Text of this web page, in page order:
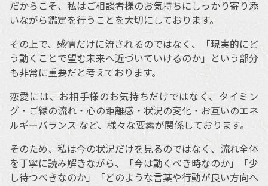
だからこそ、私はご相談者様のお気持ちにしっかり寄り添
いながら鑑定を行うことを大切にしております。
その上で、感情だけに流されるのではなく、「現実的にど
う動くことで望む未来へ近づいていけるのか」という部分
も非常に重要だと考えております。
恋愛には、お相手様のお気持ちだけではなく、タイミン
グ・ご縁の流れ・心の距離感・状況の変化・お互いのエネ
ルギーバランス など、様々な要素が関係しております。
そのため、私は今の状況だけを見るのではなく、流れ全体
を丁寧に読み解きながら、「今は動くべき時なのか」「少
し待つべきなのか」「どのような言葉や行動が良い方向へ